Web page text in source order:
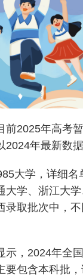
前2025年高考
年最新数据
大学，详细名
大学、浙江大
录取批次中，
示，2024年全
要包含本科批